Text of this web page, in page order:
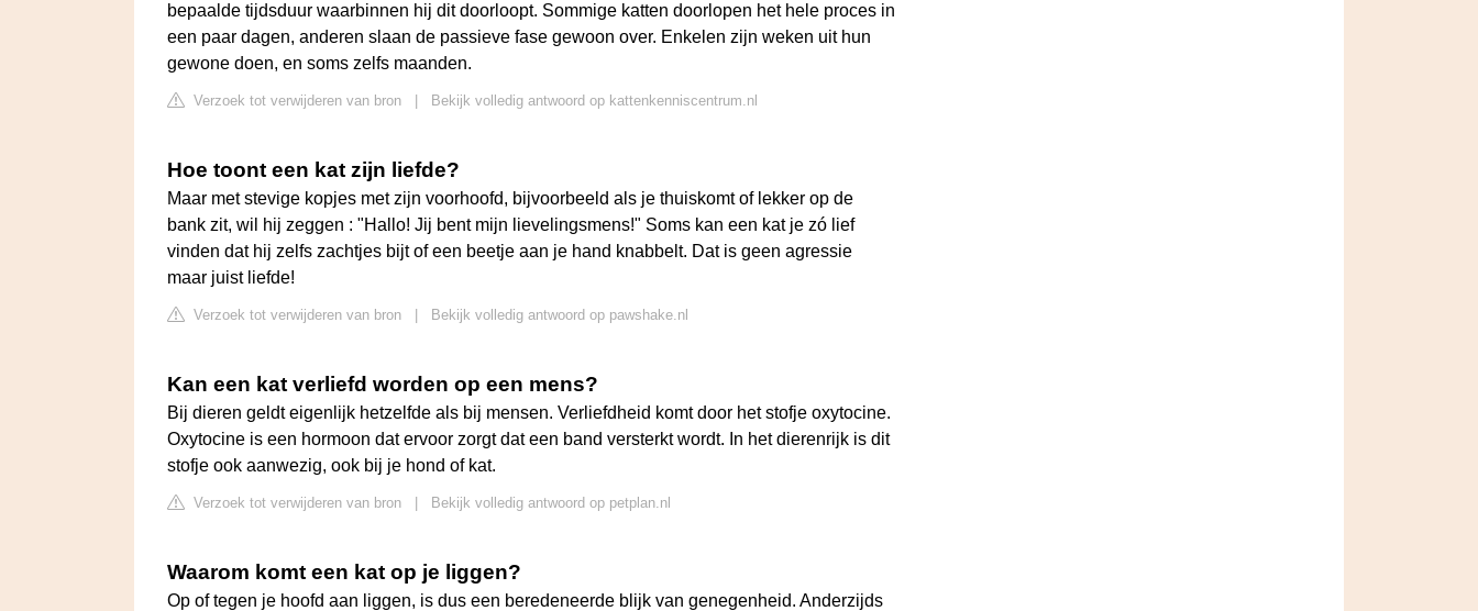
bepaalde tijdsduur waarbinnen hij dit doorloopt. Sommige katten doorlopen het hele proces in
een paar dagen, anderen slaan de passieve fase gewoon over. Enkelen zijn weken uit hun
gewone doen, en soms zelfs maanden.
Verzoek tot verwijderen van bron Bekijk volledig antwoord op kattenkenniscentrum.nl
Hoe toont een kat zijn liefde?
Maar met stevige kopjes met zijn voorhoofd, bijvoorbeeld als je thuiskomt of lekker op de
bank zit, wil hij zeggen : "Hallo! Jij bent mijn lievelingsmens!" Soms kan een kat je zó lief
vinden dat hij zelfs zachtjes bijt of een beetje aan je hand knabbelt. Dat is geen agressie
maar juist liefde!
Verzoek tot verwijderen van bron Bekijk volledig antwoord op pawshake.nl
Kan een kat verliefd worden op een mens?
Bij dieren geldt eigenlijk hetzelfde als bij mensen. Verliefdheid komt door het stofje oxytocine.
Oxytocine is een hormoon dat ervoor zorgt dat een band versterkt wordt. In het dierenrijk is dit
stofje ook aanwezig, ook bij je hond of kat.
Verzoek tot verwijderen van bron Bekijk volledig antwoord op petplan.nl
Waarom komt een kat op je liggen?
Op of tegen je hoofd aan liggen, is dus een beredeneerde blijk van genegenheid. Anderzijds